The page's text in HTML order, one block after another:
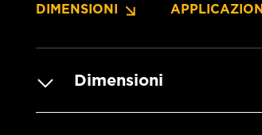
DIMENSIONI APPLICAZIONI
Dimensioni